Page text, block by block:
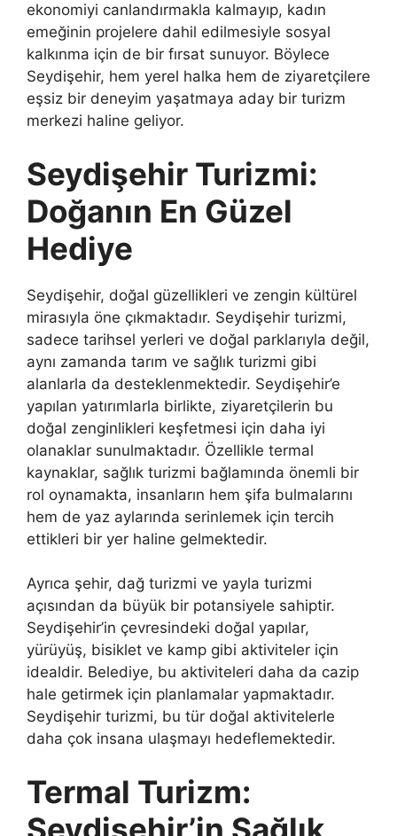
ekonomiyi canlandırmakla kalmayıp, kadın
emeğinin projelere dahil edilmesiyle sosyal
kalkınma için de bir fırsat sunuyor. Böylece
Seydişehir, hem yerel halka hem de ziyaretçilere
eşsiz bir deneyim yaşatmaya aday bir turizm
merkezi haline geliyor.
Seydişehir Turizmi:
Doğanın En Güzel
Hediye
Seydişehir, doğal güzellikleri ve zengin kültürel
mirasıyla öne çıkmaktadır. Seydişehir turizmi,
sadece tarihsel yerleri ve doğal parklarıyla değil,
aynı zamanda tarım ve sağlık turizmi gibi
alanlarla da desteklenmektedir. Seydişehir’e
yapılan yatırımlarla birlikte, ziyaretçilerin bu
doğal zenginlikleri keşfetmesi için daha iyi
olanaklar sunulmaktadır. Özellikle termal
kaynaklar, sağlık turizmi bağlamında önemli bir
rol oynamakta, insanların hem şifa bulmalarını
hem de yaz aylarında serinlemek için tercih
ettikleri bir yer haline gelmektedir.
Ayrıca şehir, dağ turizmi ve yayla turizmi
açısından da büyük bir potansiyele sahiptir.
Seydişehir’in çevresindeki doğal yapılar,
yürüyüş, bisiklet ve kamp gibi aktiviteler için
idealdir. Belediye, bu aktiviteleri daha da cazip
hale getirmek için planlamalar yapmaktadır.
Seydişehir turizmi, bu tür doğal aktivitelerle
daha çok insana ulaşmayı hedeflemektedir.
Termal Turizm:
Seydişehir’in Sağlık